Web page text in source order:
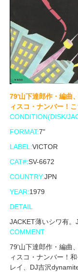
79'山下達郎作・編曲
ィスコ・ナンバー！
CONDITION(DISK/
FORMAT:7"
LABEL:VICTOR
CAT#:SV-6672
COUNTRY:JPN
YEAR:1979
DETAIL
JACKET薄いシワ有。
COMMENT
79'山下達郎作・編曲
ィスコ・ナンバー！
レイ、DJ吉沢